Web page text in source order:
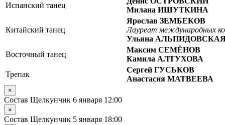
Испанский танец
Милана ИШУТКИНА
Китайский танец
Ярослав ЗЕМБЕКОВ
Лауреат международных
Ульяна
Восточный танец
Максим СЕМЁНОВ
Камила АЛТУХОВА
Трепак
Сергей ГУСЬКОВ
Анастасия МАТВЕЕВА
×
Состав Щелкунчик 6 января 12:00
×
Состав Щелкунчик 5 января 18:00